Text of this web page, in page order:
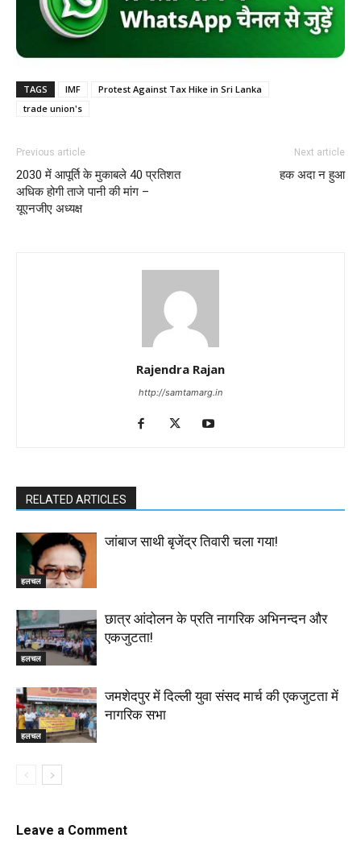
TAGS IMF
Protest Against Tax Hike in Sri Lanka
trade union's
Previous article
2030 में आपूर्ति के मुकाबले 40 प्रतिशत
अधिक होगी ताजे पानी की मांग –
यूएनजीए अध्यक्ष
Next article
हक अदा न हुआ
Rajendra Rajan
http://samtamarg.in
RELATED ARTICLES
हलचल
जांबाज साथी बृजेंद्र तिवारी चला गया!
हलचल
छात्र आंदोलन के प्रति नागरिक अभिनन्दन और
एकजुटता!
हलचल
जमशेदपुर में दिल्ली युवा संसद मार्च की एकजुटता में
नागरिक सभा
Leave a Comment